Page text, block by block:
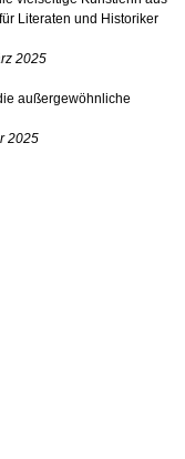
Literaten und Historiker
2025
außergewöhnliche
2025